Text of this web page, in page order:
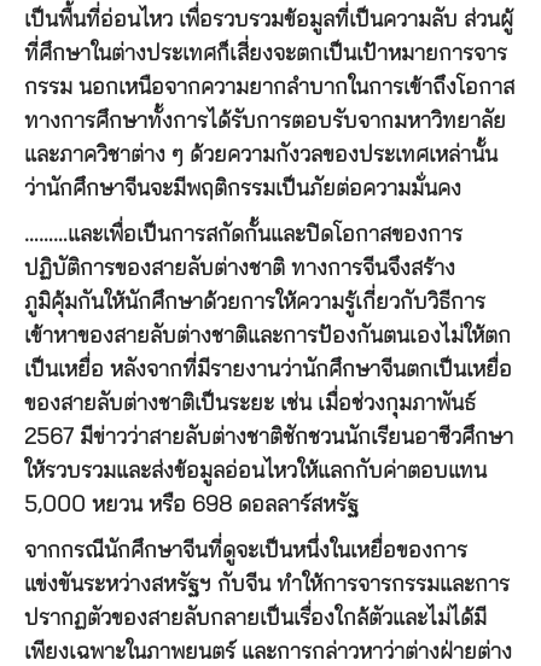
เป็นพื้นที่อ่อนไหว เพื่อรวบรวมข้อมูลที่เป็นความลับ ส่วนผู้
ที่ศึกษาในต่างประเทศก็เสี่ยงจะตกเป็นเป้าหมายการจาร
กรรม นอกเหนือจากความยากลำบากในการเข้าถึงโอกาส
ทางการศึกษาทั้งการได้รับการตอบรับจากมหาวิทยาลัย
และภาควิชาต่าง ๆ ด้วยความกังวลของประเทศเหล่านั้น
ว่านักศึกษาจีนจะมีพฤติกรรมเป็นภัยต่อความมั่นคง
………และเพื่อเป็นการสกัดกั้นและปิดโอกาสของการ
ปฏิบัติการของสายลับต่างชาติ ทางการจีนจึงสร้าง
ภูมิคุ้มกันให้นักศึกษาด้วยการให้ความรู้เกี่ยวกับวิธีการ
เข้าหาของสายลับต่างชาติและการป้องกันตนเองไม่ให้ตก
เป็นเหยื่อ หลังจากที่มีรายงานว่านักศึกษาจีนตกเป็นเหยื่อ
ของสายลับต่างชาติเป็นระยะ เช่น เมื่อช่วงกุมภาพันธ์
2567 มีข่าวว่าสายลับต่างชาติชักชวนนักเรียนอาชีวศึกษา
ให้รวบรวมและส่งข้อมูลอ่อนไหวให้แลกกับค่าตอบแทน
5,000 หยวน หรือ 698 ดอลลาร์สหรัฐ
จากกรณีนักศึกษาจีนที่ดูจะเป็นหนึ่งในเหยื่อของการ
แข่งขันระหว่างสหรัฐฯ กับจีน ทำให้การจารกรรมและการ
ปรากฏตัวของสายลับกลายเป็นเรื่องใกล้ตัวและไม่ได้มี
เพียงเฉพาะในภาพยนตร์ และการกล่าวหาว่าต่างฝ่ายต่าง